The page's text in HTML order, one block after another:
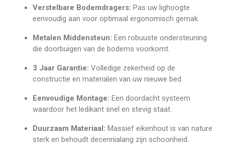
Verstelbare Bodemdragers: Pas uw lighoogte
eenvoudig aan voor optimaal ergonomisch gemak.
Metalen Middensteun: Een robuuste ondersteuning
die doorbuigen van de bodems voorkomt.
3 Jaar Garantie: Volledige zekerheid op de
constructie en materialen van uw nieuwe bed.
Eenvoudige Montage: Een doordacht systeem
waardoor het ledikant snel en stevig staat.
Duurzaam Materiaal: Massief eikenhout is van nature
sterk en behoudt decennialang zijn schoonheid.